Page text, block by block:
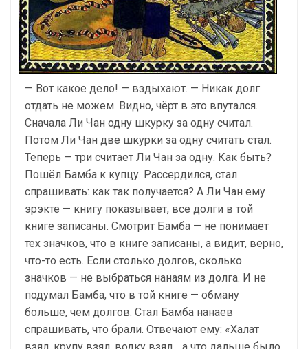
— Вот какое дело! — вздыхают. — Никак долг
отдать не можем. Видно, чёрт в это впутался.
Сначала Ли Чан одну шкурку за одну считал.
Потом Ли Чан две шкурки за одну считать стал.
Теперь — три считает Ли Чан за одну. Как быть?
Пошёл Бамба к купцу. Рассердился, стал
спрашивать: как так получается? А Ли Чан ему
эрэкте — книгу показывает, все долги в той
книге записаны. Смотрит Бамба — не понимает
тех значков, что в книге записаны, а видит, верно,
что-то есть. Если столько долгов, сколько
значков — не выбраться нанаям из долга. И не
подумал Бамба, что в той книге — обману
больше, чем долгов. Стал Бамба нанаев
спрашивать, что брали. Отвечают ему: «Халат